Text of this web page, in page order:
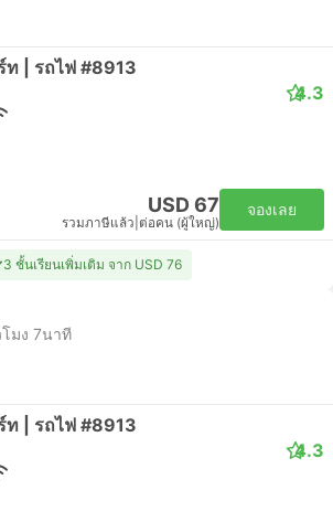
ท | รถไฟ #8913
4.3
USD 67
รวมภาษีแล้ว ต่อคน (ผู้ใหญ่)
จองเลย
3 ชั้นเรียนเพิ่มเติม จาก USD 76
มง 7นาที
ท | รถไฟ #8913
4.3